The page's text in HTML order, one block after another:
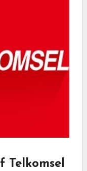
Telkomsel